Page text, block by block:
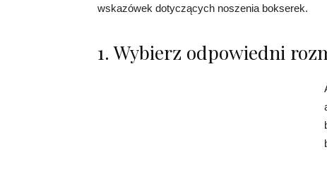
wskazówek dotyczących noszenia bokserek.
1. Wybierz odpowiedni